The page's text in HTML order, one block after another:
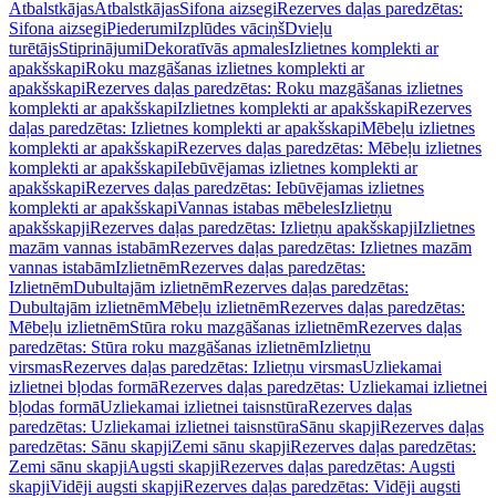
AtbalstkājasAtbalstkājasSifona aizsegiRezerves daļas paredzētas:
Sifona aizsegiPiederumiIzplūdes vāciņšDvieļu
turētājsStiprinājumiDekoratīvās apmalesIzlietnes komplekti ar
apakšskapiRoku mazgāšanas izlietnes komplekti ar
apakšskapiRezerves daļas paredzētas: Roku mazgāšanas izlietnes
komplekti ar apakšskapiIzlietnes komplekti ar apakšskapiRezerves
daļas paredzētas: Izlietnes komplekti ar apakšskapiMēbeļu izlietnes
komplekti ar apakšskapiRezerves daļas paredzētas: Mēbeļu izlietnes
komplekti ar apakšskapiIebūvējamas izlietnes komplekti ar
apakšskapiRezerves daļas paredzētas: Iebūvējamas izlietnes
komplekti ar apakšskapiVannas istabas mēbelesIzlietņu
apakšskapjiRezerves daļas paredzētas: Izlietņu apakšskapjiIzlietnes
mazām vannas istabāmRezerves daļas paredzētas: Izlietnes mazām
vannas istabāmIzlietnēmRezerves daļas paredzētas:
IzlietnēmDubultajām izlietnēmRezerves daļas paredzētas:
Dubultajām izlietnēmMēbeļu izlietnēmRezerves daļas paredzētas:
Mēbeļu izlietnēmStūra roku mazgāšanas izlietnēmRezerves daļas
paredzētas: Stūra roku mazgāšanas izlietnēmIzlietņu
virsmasRezerves daļas paredzētas: Izlietņu virsmasUzliekamai
izlietnei bļodas formāRezerves daļas paredzētas: Uzliekamai izlietnei
bļodas formāUzliekamai izlietnei taisnstūraRezerves daļas
paredzētas: Uzliekamai izlietnei taisnstūraSānu skapjiRezerves daļas
paredzētas: Sānu skapjiZemi sānu skapjiRezerves daļas paredzētas:
Zemi sānu skapjiAugsti skapjiRezerves daļas paredzētas: Augsti
skapjiVidēji augsti skapjiRezerves daļas paredzētas: Vidēji augsti